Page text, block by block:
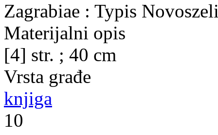
Zagrabiae : Typis
Materijalni opis
[4] str. ; 40 cm
Vrsta građe
knjiga
10